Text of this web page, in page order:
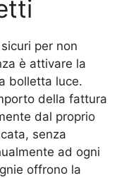
per non
è attivare la
bolletta luce.
della fattura
dal proprio
senza
ad ogni
offrono la